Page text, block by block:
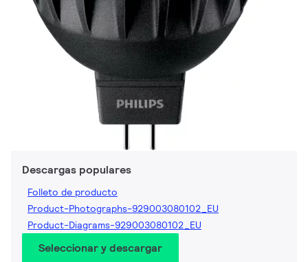
Descargas populares
Folleto de producto
Product-Photographs-929003080102_EU
Product-Diagrams-929003080102_EU
Seleccionar y descargar